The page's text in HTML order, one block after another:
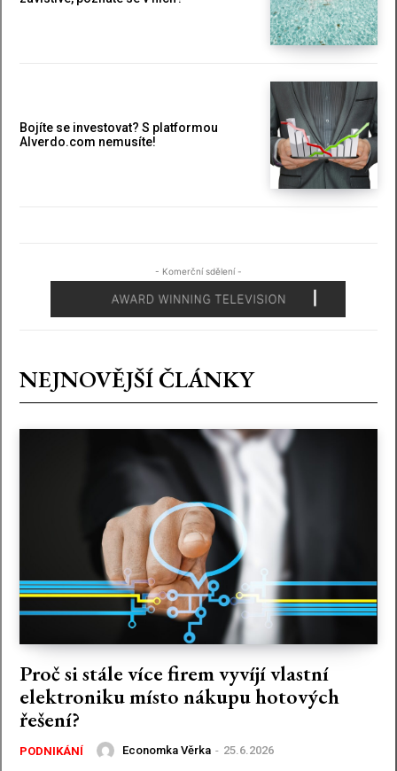
Bojíte se investovat? S platformou
Alverdo.com nemusíte!
- Komerční sdělení -
NEJNOVĚJŠÍ ČLÁNKY
Proč si stále více firem vyvíjí vlastní
elektroniku místo nákupu hotových
řešení?
PODNIKÁNÍ Economka Věrka - 25.6.2026